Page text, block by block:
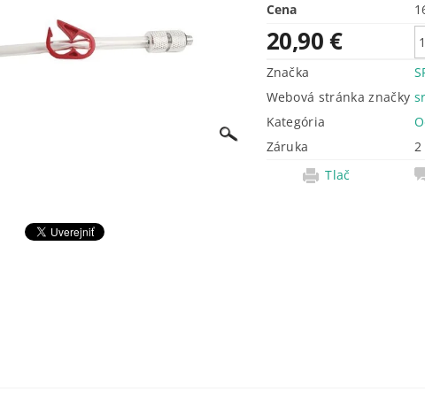
Cena
20,90 €
Značka
Webová stránka značky
Kategória
Záruka
2
Tlač